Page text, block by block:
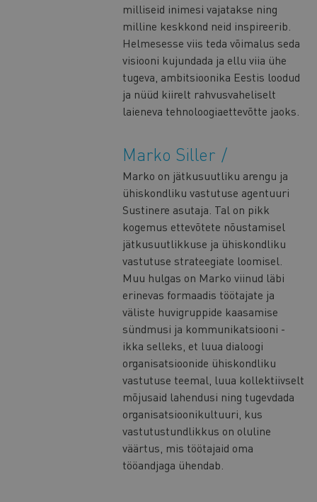
milliseid inimesi vajatakse ning
milline keskkond neid inspireerib.
Helmesesse viis teda võimalus seda
visiooni kujundada ja ellu viia ühe
tugeva, ambitsioonika Eestis loodud
ja nüüd kiirelt rahvusvaheliselt
laieneva tehnoloogiaettevõtte jaoks.
Marko Siller
Marko on jätkusuutliku arengu ja
ühiskondliku vastutuse agentuuri
Sustinere asutaja. Tal on pikk
kogemus ettevõtete nõustamisel
jätkusuutlikkuse ja ühiskondliku
vastutuse strateegiate loomisel.
Muu hulgas on Marko viinud läbi
erinevas formaadis töötajate ja
väliste huvigruppide kaasamise
sündmusi ja kommunikatsiooni -
ikka selleks, et luua dialoogi
organisatsioonide ühiskondliku
vastutuse teemal, luua kollektiivselt
mõjusaid lahendusi ning tugevdada
organisatsioonikultuuri, kus
vastutustundlikkus on oluline
väärtus, mis töötajaid oma
tööandjaga ühendab.